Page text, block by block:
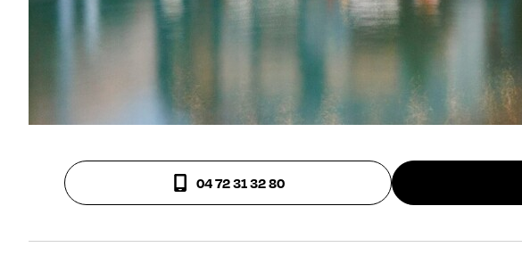
04 72 31 32 80